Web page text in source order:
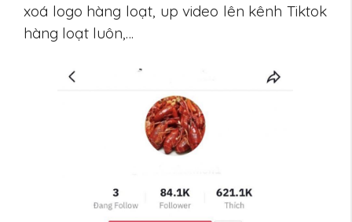
xoá logo hàng loạt, up video lên kênh Tiktok
hàng loạt luôn,…